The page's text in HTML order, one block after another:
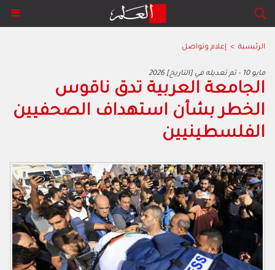
الرئيسية > إعلام وتواصل
2026 مايو 10 - تم تعديله في [التاريخ]
الجامعة العربية تدق ناقوس
الخطر بشأن استهداف الصحفيين
الفلسطينيين